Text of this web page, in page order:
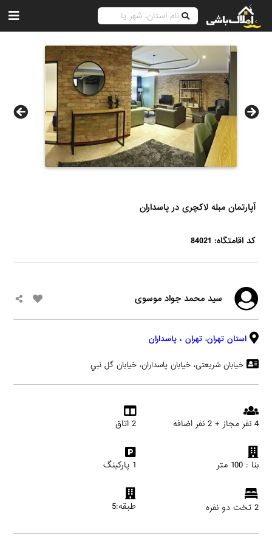
آپارتمان مبله لاکچری در پاسداران
کد اقامتگاه: 84021
سید محمد جواد موسوی
استان تهران، تهران ، پاسداران
خیابان شریعتی، خیابان پاسداران، خيابان گل نبي
4 نفر مجاز + 2 نفر اضافه 2 اتاق
بنا : 100 متر 1 پارکینگ
2 تخت دو نفره طبقه:5